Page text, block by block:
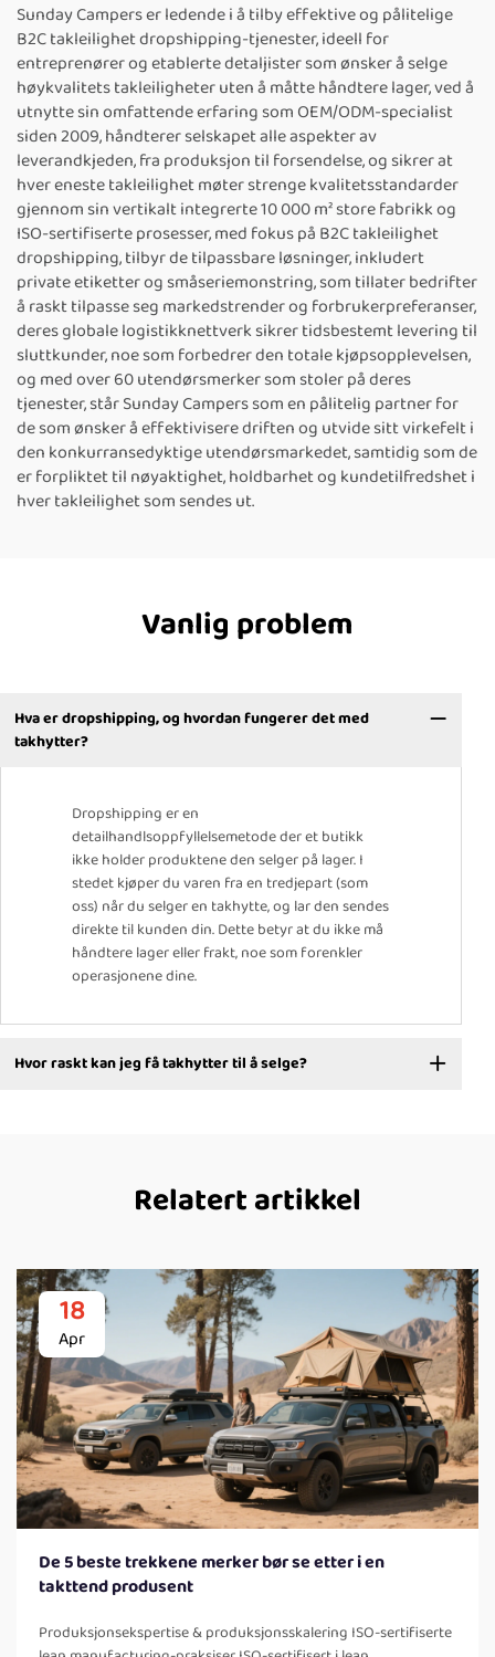
Sunday Campers er ledende i å tilby effektive og pålitelige
B2C takleilighet dropshipping-tjenester, ideell for
entreprenører og etablerte detaljister som ønsker å selge
høykvalitets takleiligheter uten å måtte håndtere lager, ved å
utnytte sin omfattende erfaring som OEM/ODM-specialist
siden 2009, håndterer selskapet alle aspekter av
leverandkjeden, fra produksjon til forsendelse, og sikrer at
hver eneste takleilighet møter strenge kvalitetsstandarder
gjennom sin vertikalt integrerte 10 000 m² store fabrikk og
ISO-sertifiserte prosesser, med fokus på B2C takleilighet
dropshipping, tilbyr de tilpassbare løsninger, inkludert
private etiketter og småseriemonstring, som tillater bedrifter
å raskt tilpasse seg markedstrender og forbrukerpreferanser,
deres globale logistikknettverk sikrer tidsbestemt levering til
sluttkunder, noe som forbedrer den totale kjøpsopplevelsen,
og med over 60 utendørsmerker som stoler på deres
tjenester, står Sunday Campers som en pålitelig partner for
de som ønsker å effektivisere driften og utvide sitt virkefelt i
den konkurransedyktige utendørsmarkedet, samtidig som de
er forpliktet til nøyaktighet, holdbarhet og kundetilfredshet i
hver takleilighet som sendes ut.
Vanlig problem
Hva er dropshipping, og hvordan fungerer det med
takhytter?
Dropshipping er en
detailhandlsoppfyllelsemetode der et butikk
ikke holder produktene den selger på lager. I
stedet kjøper du varen fra en tredjepart (som
oss) når du selger en takhytte, og lar den sendes
direkte til kunden din. Dette betyr at du ikke må
håndtere lager eller frakt, noe som forenkler
operasjonene dine.
Hvor raskt kan jeg få takhytter til å selge?
Relatert artikkel
18
Apr
De 5 beste trekkene merker bør se etter i en
takttend produsent
Produksjonsekspertise & produksjonsskalering ISO-sertifiserte